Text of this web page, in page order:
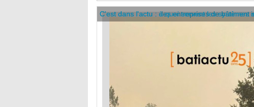
C'est dans l'actu : des entreprises de bâtiment
C'est dans l'actu : à quoi servent les systèmes